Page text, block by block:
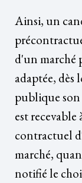
Ainsi, un
d'un marché
adaptée, dès
publique
est recevable
contractuel
marché,
notifié le